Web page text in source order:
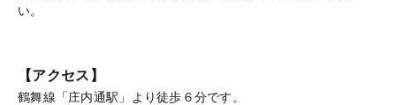
い。
【アクセス】
鶴舞線「庄内通駅」より徒歩６分です。